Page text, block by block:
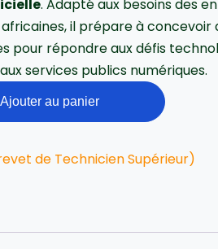
. Adapté aux besoins des
il prépare à concevoir
pour répondre aux défis
services publics numériques.
Ajouter au panier
de Technicien Supérieur)